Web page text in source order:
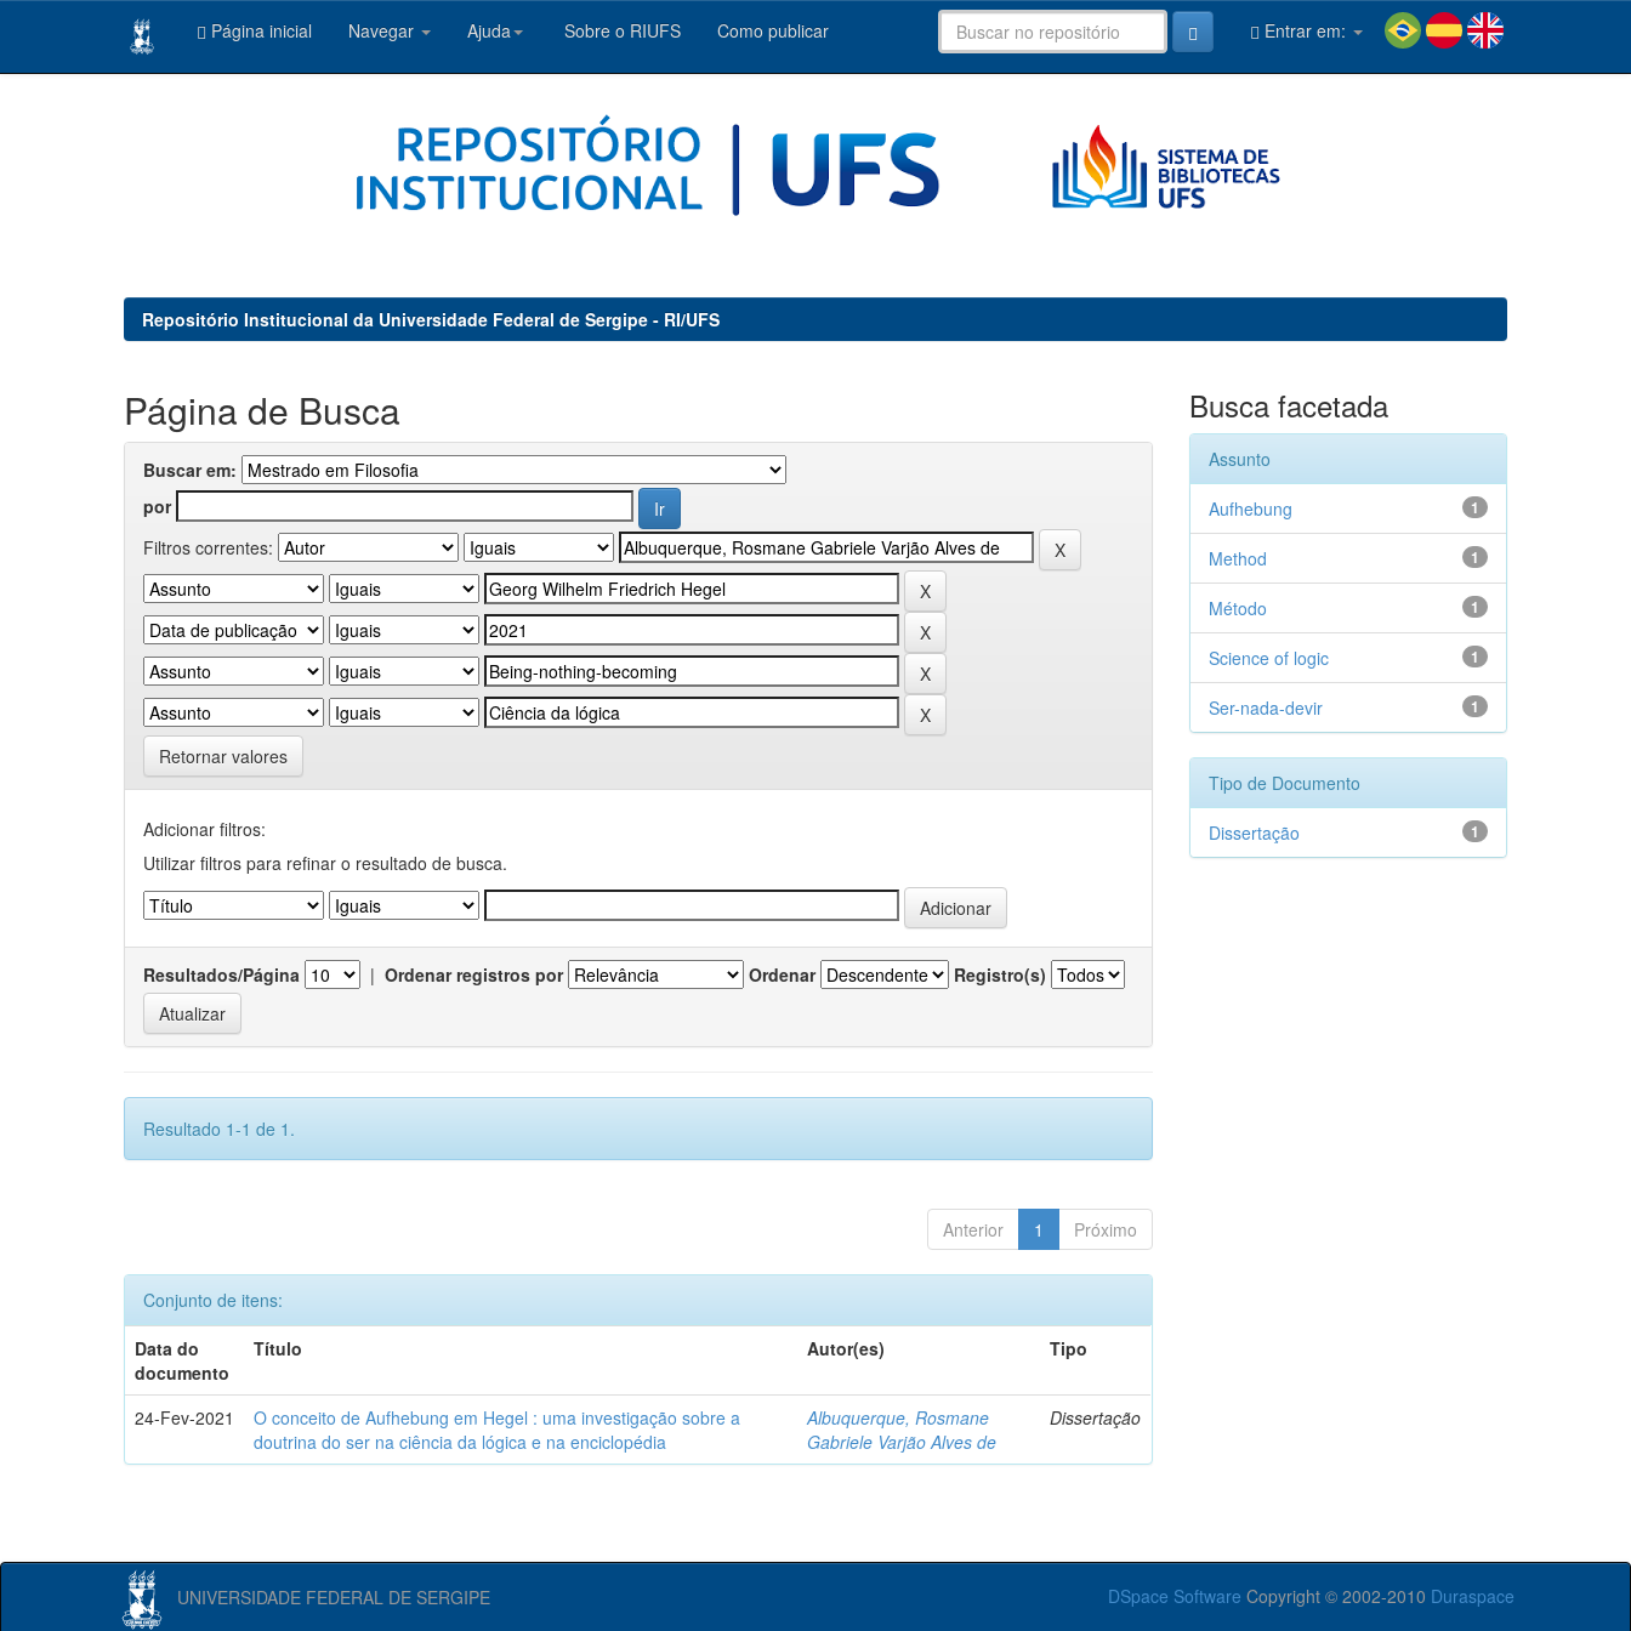
Página inicial Navegar Ajuda Sobre o RIUFS Como publicar Entrar em:
Repositório Institucional da Universidade Federal de Sergipe - RI/UFS
Página de Busca
Buscar em:
por
Filtros correntes:
Retornar valores
Adicionar filtros:
Utilizar filtros para refinar o resultado de busca.
Resultados/Página | Ordenar registros por Ordenar Registro(s)
Resultado 1-1 de 1.
Anterior 1 Próximo
Conjunto de itens:
Data do
documento
Título Autor(es) Tipo
24-Fev-2021
O conceito de Aufhebung em Hegel : uma investigação sobre a
doutrina do ser na ciência da lógica e na enciclopédia
Albuquerque, Rosmane
Gabriele Varjão Alves de
Dissertação
Busca facetada
Assunto
1
Aufhebung
1
Method
1
Método
1
Science of logic
1
Ser-nada-devir
Tipo de Documento
1
Dissertação
UNIVERSIDADE FEDERAL DE SERGIPE DSpace Software Copyright © 2002-2010 Duraspace